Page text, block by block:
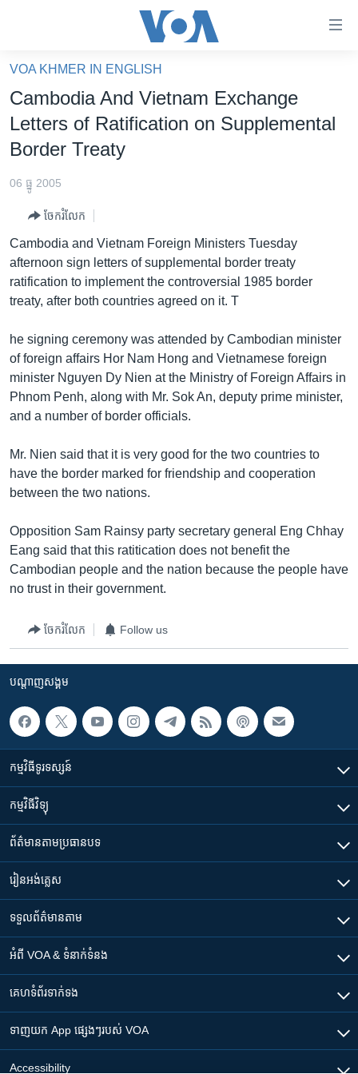
គេហទំព័រ​
ទាក់ទង
និង​
ចូល​
ទំព័រ​
ម្តង
រំលង​
និង​
ចូល​
ទំព័រ​
រចនា
សម្ព័ន្ធ​
រំលង​
និង​
ទៅ​
កាន់​
ទំព័រ​
រក
អាមេរិក
ព្រឹត្តិការណ៍ព័ត៌មាន
ទូរទស្សន៍ / វីដេអូ​
កម្មវិធីទាំងអស់
Khmer English
VOA KHMER IN ENGLISH
Cambodia And Vietnam Exchange
Letters of Ratification on Supplemental
Border Treaty
06 ធ្នូ 2005
ចែករំលែក
Cambodia and Vietnam Foreign Ministers Tuesday
afternoon sign letters of supplemental border treaty
ratification to implement the controversial 1985 border
treaty, after both countries agreed on it. T
he signing ceremony was attended by Cambodian minister
of foreign affairs Hor Nam Hong and Vietnamese foreign
minister Nguyen Dy Nien at the Ministry of Foreign Affairs in
Phnom Penh, along with Mr. Sok An, deputy prime minister,
and a number of border officials.
Mr. Nien said that it is very good for the two countries to
have the border marked for friendship and cooperation
between the two nations.
Opposition Sam Rainsy party secretary general Eng Chhay
Eang said that this ratitication does not benefit the
Cambodian people and the nation because the people have
no trust in their government.
ចែករំលែក Follow us
បណ្តាញ​សង្គម
កម្មវិធី​ទូរទស្សន៍
កម្មវិធី​វិទ្យុ
ព័ត៌មាន​តាមប្រធានបទ​
រៀន​​អង់គ្លេស
ទទួល​ព័ត៌មាន​តាម
អំពី​ VOA & ទំនាក់ទំនង
គេហទំព័រ​​ទាក់ទង
ទាញយក​ App ផ្សេងៗ​របស់​ VOA
Accessibility